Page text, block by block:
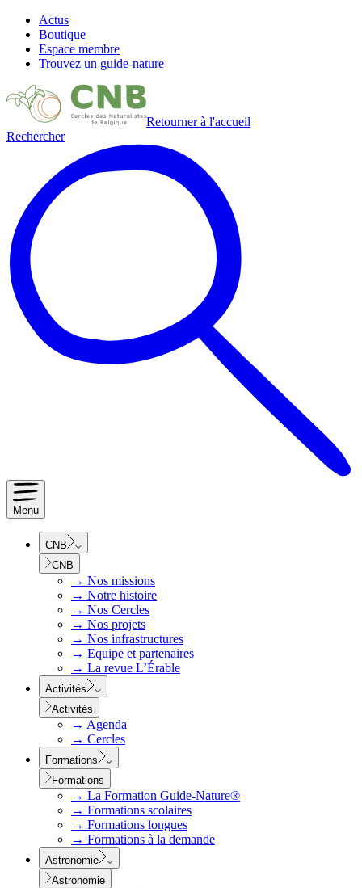
Actus
Boutique
Espace membre
Trouvez un guide-nature
Retourner à l'accueil
Rechercher
Menu
CNB
CNB
→ Nos missions
→ Notre histoire
→ Nos Cercles
→ Nos projets
→ Nos infrastructures
→ Equipe et partenaires
→ La revue L’Érable
Activités
Activités
→ Agenda
→ Cercles
Formations
Formations
→ La Formation Guide-Nature®
→ Formations scolaires
→ Formations longues
→ Formations à la demande
Astronomie
Astronomie